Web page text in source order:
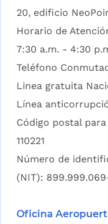
20, edificio
Horario de
7:30 a.m. - 4:30
Teléfono
Linea gratuita
Línea
Código postal
110221
Número de
(NIT):
Oficina